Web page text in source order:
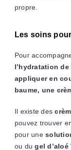
propre.
Les soins
Pour
l’hydratation
appliquer en
baume, une
Il existe des
pouvez trouver
pour une
ou dugel d’aloé